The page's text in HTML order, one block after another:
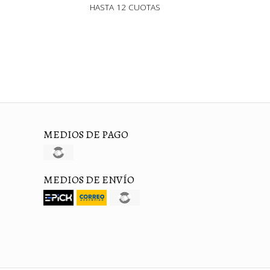
HASTA 12 CUOTAS
MEDIOS DE PAGO
MEDIOS DE ENVÍO